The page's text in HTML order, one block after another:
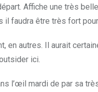
Affiche une très
il faudra être très fort
en autres. Il aurait
ici.
l’œil mardi de par sa